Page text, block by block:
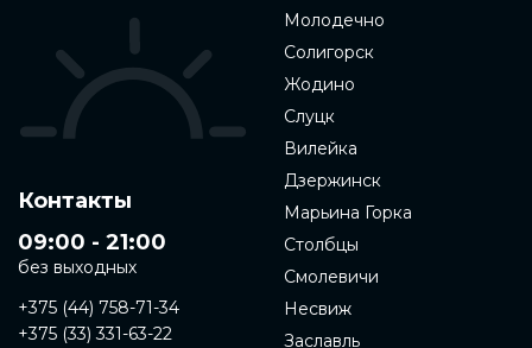
Контакты
09:00 - 21:00
без выходных
+375 (44) 758-71-34
+375 (33) 331-63-22
Молодечно
Солигорск
Жодино
Слуцк
Вилейка
Дзержинск
Марьина Горка
Столбцы
Смолевичи
Несвиж
Заславль